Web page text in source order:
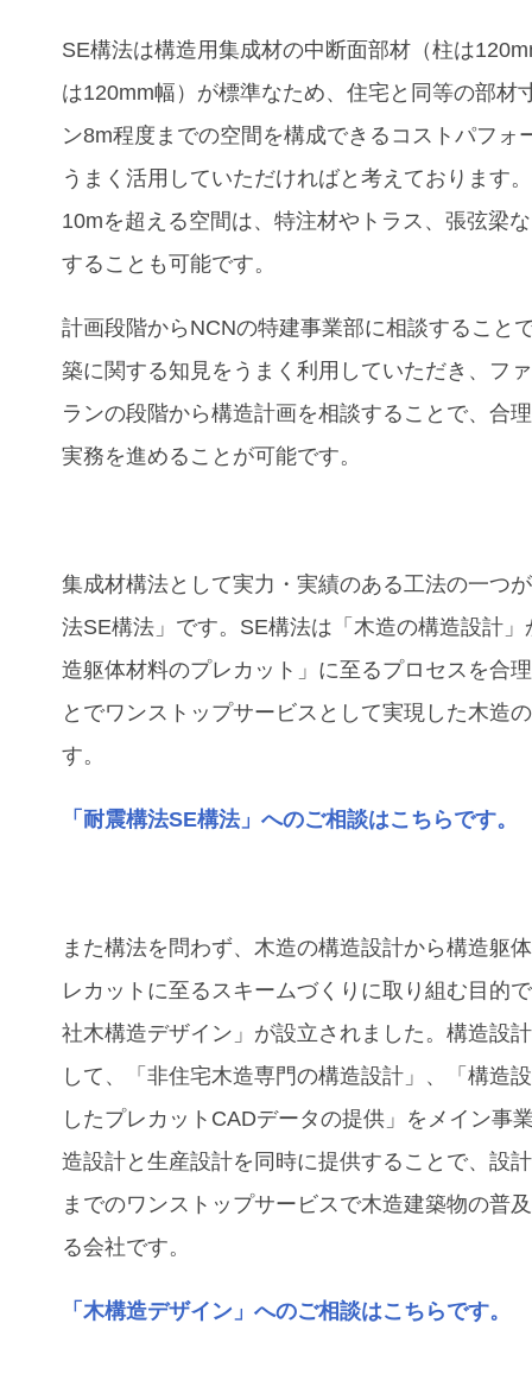
SE構法は構造用集成材の中断面部材（柱は
は120mm幅）が標準なため、住宅と同等の部材
ン8m程度までの空間を構成できるコストパフォ
うまく活用していただければと考えております
10mを超える空間は、特注材やトラス、張弦梁
することも可能です。
計画段階からNCNの特建事業部に相談すること
築に関する知見をうまく利用していただき、フ
ランの段階から構造計画を相談することで、合
実務を進めることが可能です。
集成材構法として実力・実績のある工法の一つ
法SE構法」です。SE構法は「木造の構造設計」
造躯体材料のプレカット」に至るプロセスを合
とでワンストップサービスとして実現した木造
す。
「耐震構法SE構法」へのご相談はこちらです。
また構法を問わず、木造の構造設計から構造躯
レカットに至るスキームづくりに取り組む目的
社木構造デザイン」が設立されました。構造設
して、「⾮住宅⽊造専⾨の構造設計」、「構造
したプレカットCADデータの提供」をメイン事
造設計と⽣産設計を同時に提供することで、設
までのワンストップサービスで木造建築物の普
る会社です。
「木構造デザイン」へのご相談はこちらです。